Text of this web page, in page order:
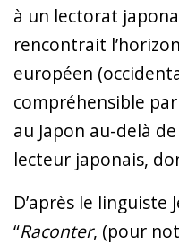
à un lectorat
rencontrait
européen
compréhensible
au Japon au-delà
lecteur japonais,
D’après le linguiste
“Raconter, (pour